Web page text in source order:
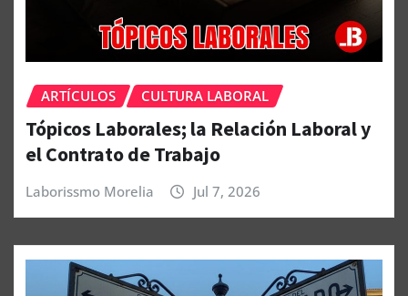
ARTÍCULOS CULTURA LABORAL
Tópicos Laborales; la Relación Laboral y
el Contrato de Trabajo
Laborissmo Morelia Jul 7, 2026